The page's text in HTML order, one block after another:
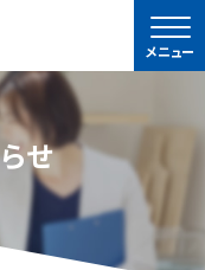
メニュー
せ